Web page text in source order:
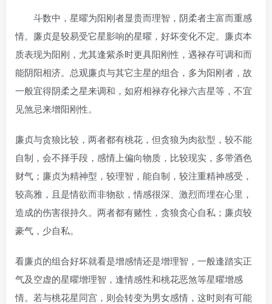
斗数中，星曜为阳刚者显贵而理智，阴柔者主富而重感
情。廉贞是较易受它星影响的星曜，好坏变化不定。廉贞本
质表现为阳刚，尤其逢紫杀时更具阳刚性，遇禄存可调和而
能阴阳相济。总观廉贞与其它主星的组合，多为阳刚者，故
一般宜得阴柔之星来调和，如府相禄存化禄六吉星等，不宜
见煞忌来增阳刚性。
廉贞与贪狼比较，两者都有桃花，但贪狼为肉欲型，较不能
自制，会不择手段，感情上偏向物质，比较现实，多带酒色
财气；廉贞为精神型，较理智，能自制，较注重精神感受，
较高雅，且是情欲而非物欲，情感很深、激烈而埋在心里，
造成的伤害很持久。两者都有赌性，贪狼贪心自私；廉贞较
豪气，少自私。
看廉贞的组合好坏就看是增感情还是增理智，一般逢踏实正
气及空虚的星曜增理智，逢情感性和桃花恶煞等星曜增感
情。若与桃花星同宫，则会转变为男女感情，这时则有可能